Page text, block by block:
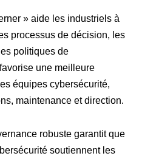
» aide les industriels à
processus de décision, les
politiques de
une meilleure
équipes cybersécurité,
maintenance et direction.
robuste garantit que
soutiennent les